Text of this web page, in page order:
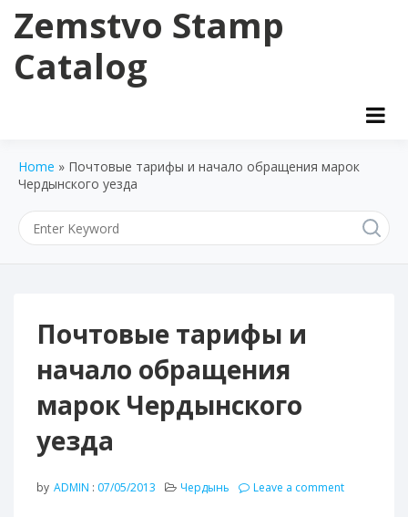
content
Zemstvo Stamp
Catalog
Home » Почтовые тарифы и начало обращения марок
Чердынского уезда
Почтовые тарифы и
начало обращения
марок Чердынского
уезда
by ADMIN : 07/05/2013 Чердынь Leave a comment